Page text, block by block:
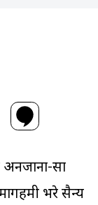
सा
भरे सैन्य